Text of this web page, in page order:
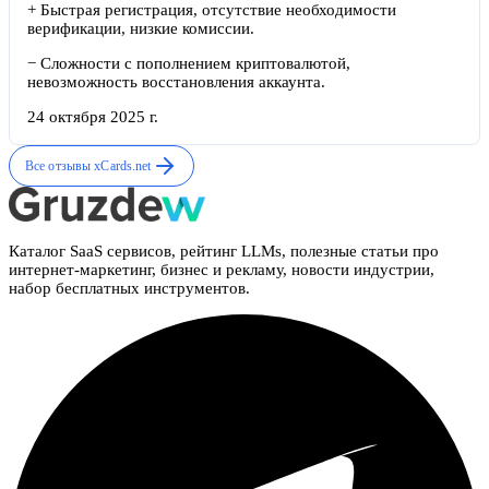
+ Быстрая регистрация, отсутствие необходимости
верификации, низкие комиссии.
− Сложности с пополнением криптовалютой,
невозможность восстановления аккаунта.
24 октября 2025 г.
Все отзывыxCards.net
Каталог SaaS сервисов, рейтинг LLMs, полезные статьи про
интернет-маркетинг, бизнес и рекламу, новости индустрии,
набор бесплатных инструментов.